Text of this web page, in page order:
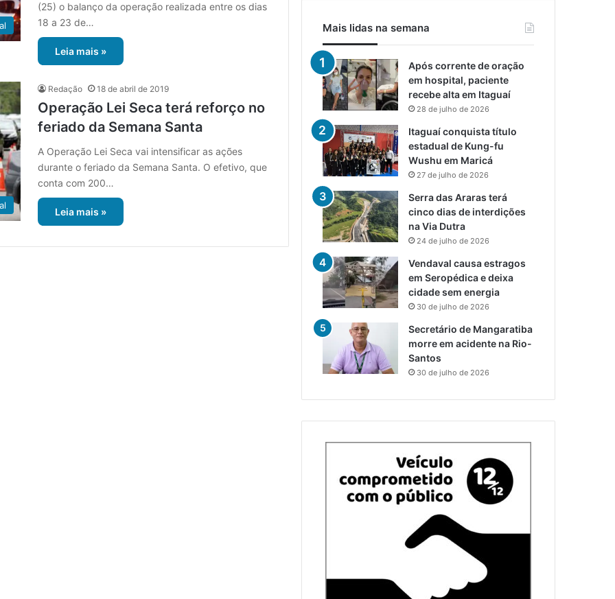
(25) o balanço da operação realizada entre os dias
18 a 23 de…
Leia mais »
Redação 18 de abril de 2019
Operação Lei Seca terá reforço no
feriado da Semana Santa
A Operação Lei Seca vai intensificar as ações
durante o feriado da Semana Santa. O efetivo, que
conta com 200…
Leia mais »
Mais lidas na semana
Após corrente de oração
em hospital, paciente
recebe alta em Itaguaí
28 de julho de 2026
Itaguaí conquista título
estadual de Kung-fu
Wushu em Maricá
27 de julho de 2026
Serra das Araras terá
cinco dias de interdições
na Via Dutra
24 de julho de 2026
Vendaval causa estragos
em Seropédica e deixa
cidade sem energia
30 de julho de 2026
Secretário de Mangaratiba
morre em acidente na Rio-
Santos
30 de julho de 2026